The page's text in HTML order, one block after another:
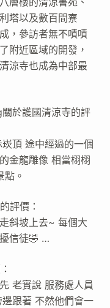
塔以及數百間寮
，參訪者無不嘖嘖
附近區域的開發，
涼寺也成為中部最
於護國清涼寺的評
頂 途中經過的一個
金龍雕像 相當栩栩
。
評價：
斜坡上去~ 每個大
信徒🤣 …
老實說 服務處人員
跟著 不然他們會一